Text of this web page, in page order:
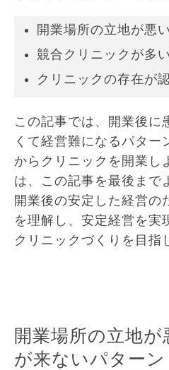
開業場所の立地が悪い
競合クリニックが多い
クリニックの存在が
この記事では、開業後に
くて経営難になるパター
からクリニックを開業し
は、この記事を最後まで
開業後の安定した経営の
を理解し、安定経営を実
クリニックづくりを目指
開業場所の立地
が来ないパターン